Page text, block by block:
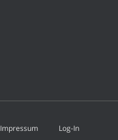
Impressum Log-In